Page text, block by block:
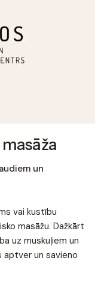
un
vai kustību
masāžu. Dažkārt
uz muskuļiem un
aptver un savieno